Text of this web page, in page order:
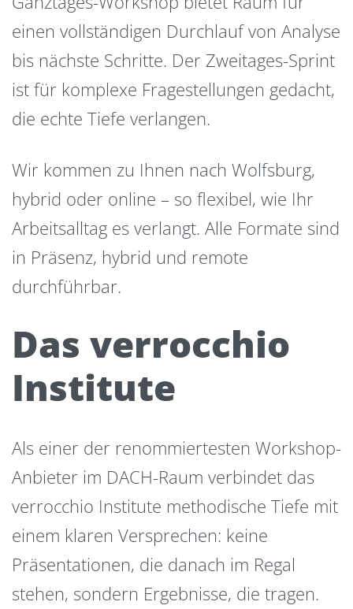
einen vollständigen Durchlauf von Analyse
bis nächste Schritte. Der Zweitages-Sprint
ist für komplexe Fragestellungen gedacht,
die echte Tiefe verlangen.
Wir kommen zu Ihnen nach Wolfsburg,
hybrid oder online – so flexibel, wie Ihr
Arbeitsalltag es verlangt. Alle Formate sind
in Präsenz, hybrid und remote
durchführbar.
Das verrocchio
Institute
Als einer der renommiertesten Workshop-
Anbieter im DACH-Raum verbindet das
verrocchio Institute methodische Tiefe mit
einem klaren Versprechen: keine
Präsentationen, die danach im Regal
stehen, sondern Ergebnisse, die tragen.